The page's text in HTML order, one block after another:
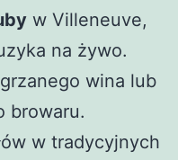
w Villeneuve,
na żywo.
wina lub
browaru.
w tradycyjnych